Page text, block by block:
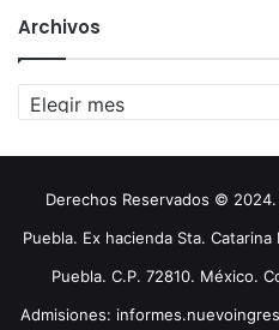
Archivos
Archivos
Derechos Reservados ©
Puebla. Ex hacienda Sta.
Puebla. C.P. 72810. México.
Admisiones: